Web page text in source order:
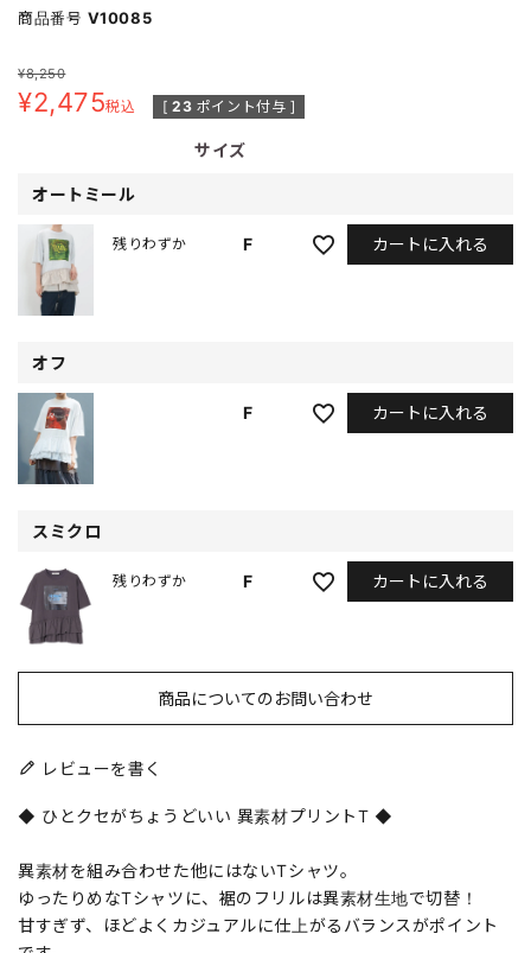
商品番号 V10085
¥8,250
¥2,475税込 [ 23 ポイント付与 ]
サイズ
オートミール
F
残りわずか カートに入れる
オフ
F カートに入れる
スミクロ
F
残りわずか カートに入れる
商品についてのお問い合わせ
レビューを書く
◆ ひとクセがちょうどいい 異素材プリントT ◆
異素材を組み合わせた他にはないTシャツ。
ゆったりめなTシャツに、裾のフリルは異素材生地で切替！
甘すぎず、ほどよくカジュアルに仕上がるバランスがポイント